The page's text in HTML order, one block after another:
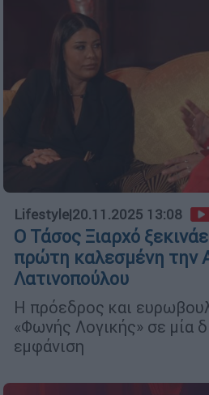
Lifestyle|20.11.2025 13:08
Ο Τάσος Ξιαρχό
πρώτη καλεσμένη την
Λατινοπούλου
Η πρόεδρος και
«Φωνής Λογικής» σε μία
εμφάνιση